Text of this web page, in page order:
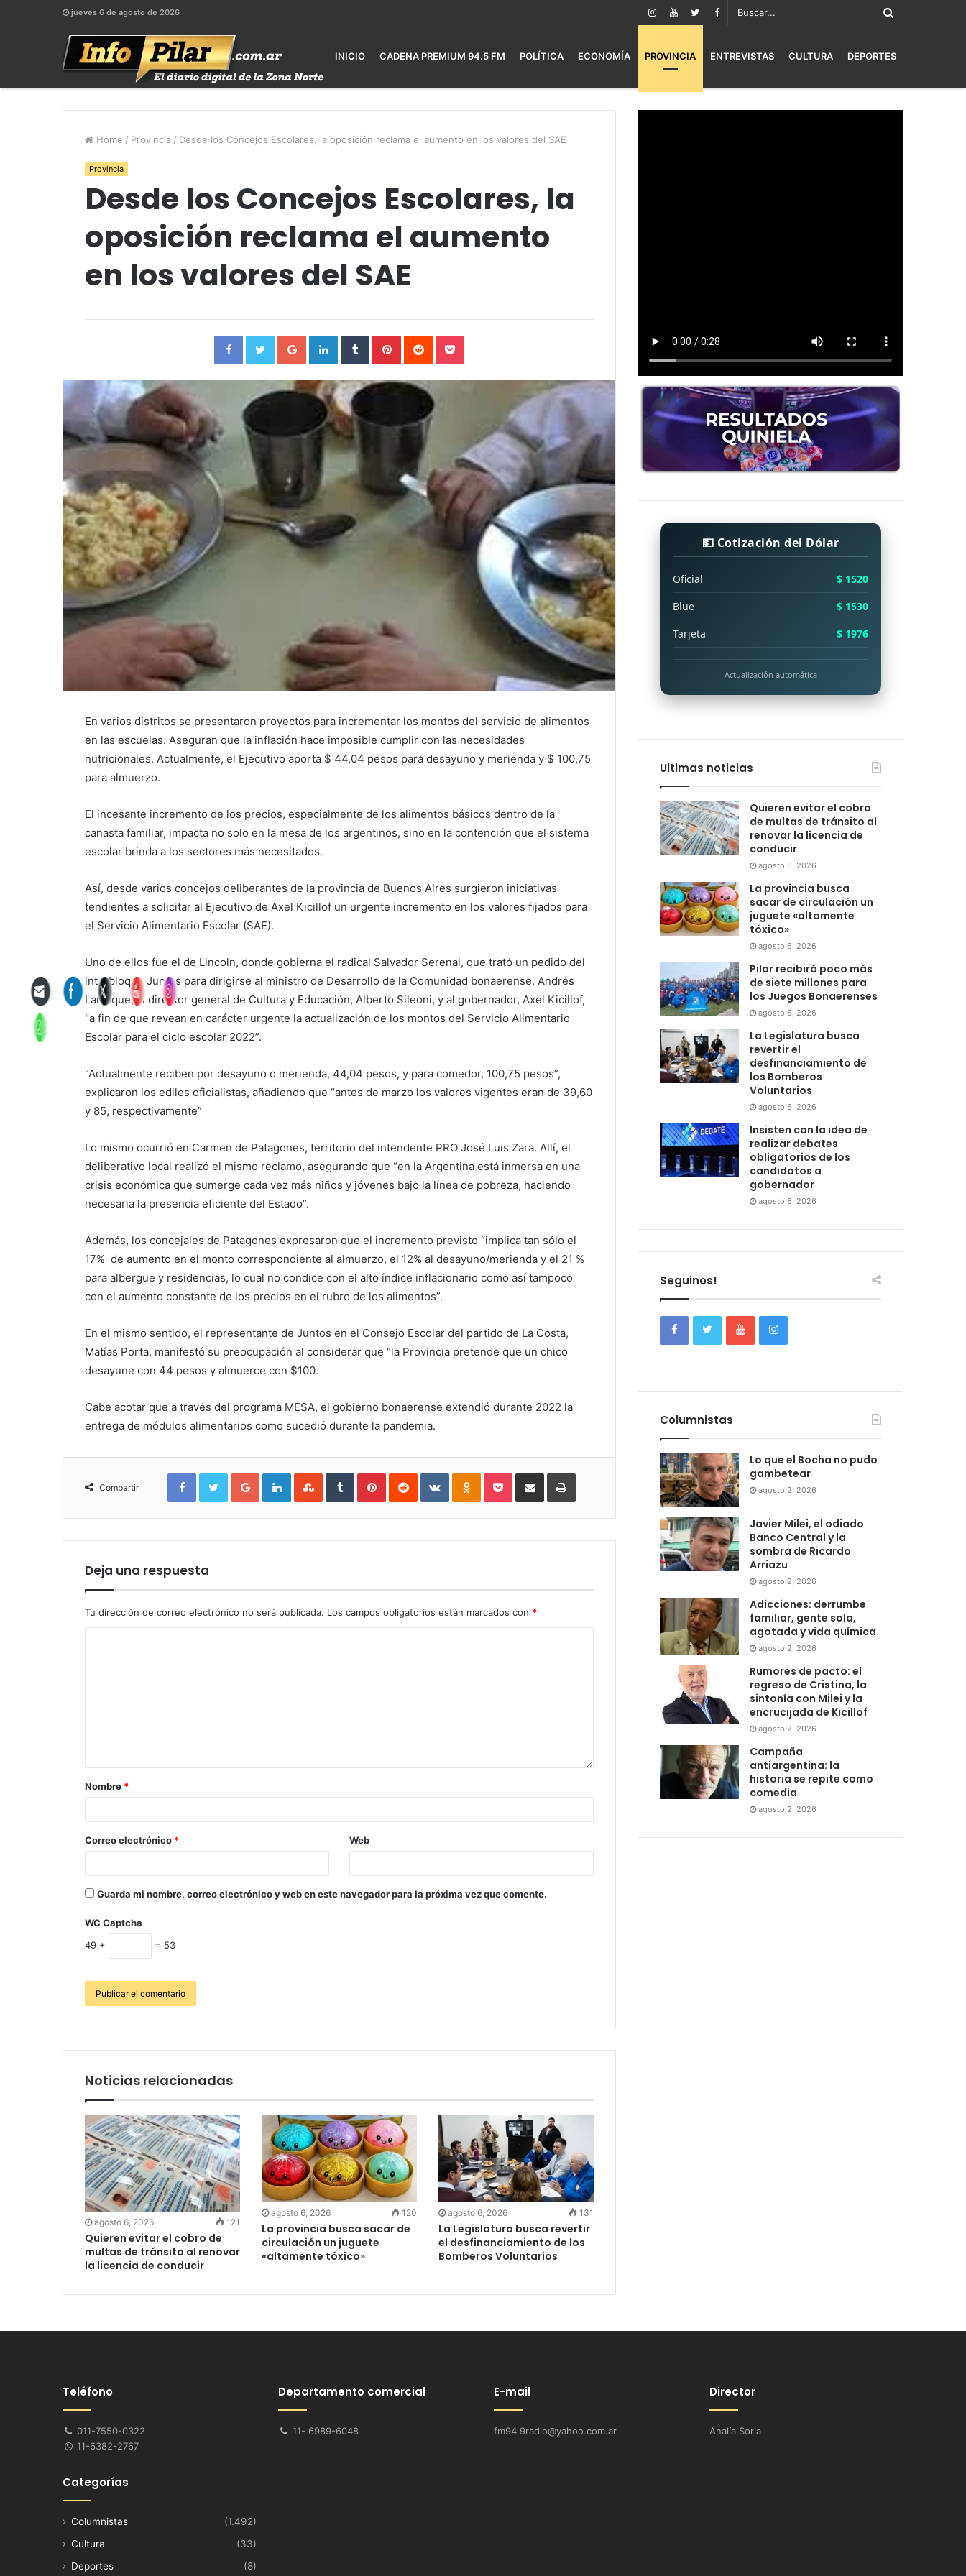
jueves 6 de agosto de 2026
INICIO CADENA PREMIUM 94.5 FM POLÍTICA ECONOMÍA PROVINCIA ENTREVISTAS CULTURA DEPORTES
Home / Provincia / Desde los Concejos Escolares, la oposición reclama el aumento en los valores del SAE
Provincia
Desde los Concejos Escolares, la
oposición reclama el aumento
en los valores del SAE
FacebookTwitterGoogle+LinkedInTumblrPinterestReddit Pocket
En varios distritos se presentaron proyectos para incrementar los montos del servicio de alimentos
en las escuelas. Aseguran que la inflación hace imposible cumplir con las necesidades
nutricionales. Actualmente, el Ejecutivo aporta $ 44,04 pesos para desayuno y merienda y $ 100,75
para almuerzo.
El incesante incremento de los precios, especialmente de los alimentos básicos dentro de la
canasta familiar, impacta no solo en la mesa de los argentinos, sino en la contención que el sistema
escolar brinda a los sectores más necesitados.
Así, desde varios concejos deliberantes de la provincia de Buenos Aires surgieron iniciativas
tendientes a solicitar al Ejecutivo de Axel Kicillof un urgente incremento en los valores fijados para
el Servicio Alimentario Escolar (SAE).
Uno de ellos fue el de Lincoln, donde gobierna el radical Salvador Serenal, que trató un pedido del
interbloque Juntos para dirigirse al ministro de Desarrollo de la Comunidad bonaerense, Andrés
Larroque, al director general de Cultura y Educación, Alberto Sileoni, y al gobernador, Axel Kicillof,
“a fin de que revean en carácter urgente la actualización de los montos del Servicio Alimentario
Escolar para el ciclo escolar 2022”.
“Actualmente reciben por desayuno o merienda, 44,04 pesos, y para comedor, 100,75 pesos”,
explicaron los ediles oficialistas, añadiendo que “antes de marzo los valores vigentes eran de 39,60
y 85, respectivamente”
Lo mismo ocurrió en Carmen de Patagones, territorio del intendente PRO José Luis Zara. Allí, el
deliberativo local realizó el mismo reclamo, asegurando que “en la Argentina está inmersa en una
crisis económica que sumerge cada vez más niños y jóvenes bajo la línea de pobreza, haciendo
necesaria la presencia eficiente del Estado”.
Además, los concejales de Patagones expresaron que el incremento previsto “implica tan sólo el
17% de aumento en el monto correspondiente al almuerzo, el 12% al desayuno/merienda y el 21 %
para albergue y residencias, lo cual no condice con el alto índice inflacionario como así tampoco
con el aumento constante de los precios en el rubro de los alimentos”.
En el mismo sentido, el representante de Juntos en el Consejo Escolar del partido de La Costa,
Matías Porta, manifestó su preocupación al considerar que “la Provincia pretende que un chico
desayune con 44 pesos y almuerce con $100.
Cabe acotar que a través del programa MESA, el gobierno bonaerense extendió durante 2022 la
entrega de módulos alimentarios como sucedió durante la pandemia.
Compartir
FacebookTwitterGoogle+LinkedInStumbleUpon
TumblrPinterestReddit VKontakteOdnoklassniki
PocketShare
Email
Print
Deja una respuesta
Tu dirección de correo electrónico no será publicada. Los campos obligatorios están marcados con *
Nombre *
Correo electrónico * Web
Guarda mi nombre, correo electrónico y web en este navegador para la próxima vez que comente.
WC Captcha
49 +
= 53
Noticias relacionadas
agosto 6, 2026 121
Quieren evitar el cobro de
multas de tránsito al renovar
la licencia de conducir
agosto 6, 2026 120
La provincia busca sacar de
circulación un juguete
«altamente tóxico»
agosto 6, 2026 131
La Legislatura busca revertir
el desfinanciamiento de los
Bomberos Voluntarios
💵 Cotización del Dólar
Oficial
$ 1520
Blue
$ 1530
Tarjeta
$ 1976
Actualización automática
Ultimas noticias
Quieren evitar el cobro
de multas de tránsito al
renovar la licencia de
conducir
agosto 6, 2026
La provincia busca
sacar de circulación un
juguete «altamente
tóxico»
agosto 6, 2026
Pilar recibirá poco más
de siete millones para
los Juegos Bonaerenses
agosto 6, 2026
La Legislatura busca
revertir el
desfinanciamiento de
los Bomberos
Voluntarios
agosto 6, 2026
Insisten con la idea de
realizar debates
obligatorios de los
candidatos a
gobernador
agosto 6, 2026
Seguinos!
Columnistas
Lo que el Bocha no pudo
gambetear
agosto 2, 2026
Javier Milei, el odiado
Banco Central y la
sombra de Ricardo
Arriazu
agosto 2, 2026
Adicciones: derrumbe
familiar, gente sola,
agotada y vida química
agosto 2, 2026
Rumores de pacto: el
regreso de Cristina, la
sintonía con Milei y la
encrucijada de Kicillof
agosto 2, 2026
Campaña
antiargentina: la
historia se repite como
comedia
agosto 2, 2026
Teléfono
011-7550-0322
11-6382-2767
Categorías
Columnistas
(1.492)
Cultura
(33)
Deportes
(8)
Departamento comercial
11- 6989-6048
E-mail
fm94.9radio@yahoo.com.ar
Director
Analía Soria